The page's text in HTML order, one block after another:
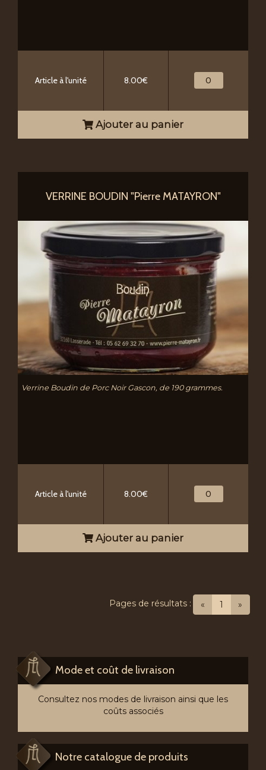
Article à l'unité 8.00€
Ajouter au panier
VERRINE BOUDIN "Pierre MATAYRON"
Verrine Boudin de Porc Noir Gascon, de 190 grammes.
Article à l'unité 8.00€
Ajouter au panier
« 1 (current)
»
Pages de résultats :
Mode et coût de livraison
Consultez nos modes de livraison ainsi que les
coûts associés
Notre catalogue de produits